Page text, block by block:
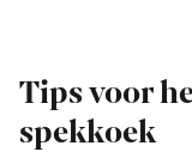
Tips voor
spekkoek